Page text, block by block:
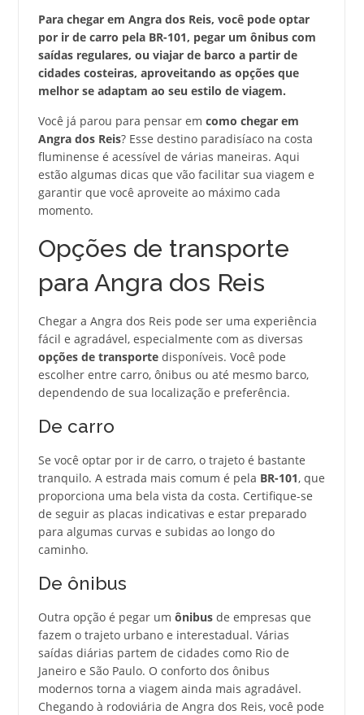
Para chegar em Angra dos Reis, você pode optar
por ir de carro pela BR-101, pegar um ônibus com
saídas regulares, ou viajar de barco a partir de
cidades costeiras, aproveitando as opções que
melhor se adaptam ao seu estilo de viagem.
Você já parou para pensar em como chegar em
Angra dos Reis? Esse destino paradisíaco na costa
fluminense é acessível de várias maneiras. Aqui
estão algumas dicas que vão facilitar sua viagem e
garantir que você aproveite ao máximo cada
momento.
Opções de transporte
para Angra dos Reis
Chegar a Angra dos Reis pode ser uma experiência
fácil e agradável, especialmente com as diversas
opções de transportedisponíveis. Você pode
escolher entre carro, ônibus ou até mesmo barco,
dependendo de sua localização e preferência.
De carro
Se você optar por ir de carro, o trajeto é bastante
tranquilo. A estrada mais comum é pela BR-101, que
proporciona uma bela vista da costa. Certifique-se
de seguir as placas indicativas e estar preparado
para algumas curvas e subidas ao longo do
caminho.
De ônibus
Outra opção é pegar um ônibusde empresas que
fazem o trajeto urbano e interestadual. Várias
saídas diárias partem de cidades como Rio de
Janeiro e São Paulo. O conforto dos ônibus
modernos torna a viagem ainda mais agradável.
Chegando à rodoviária de Angra dos Reis, você pode